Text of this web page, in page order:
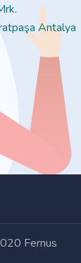
Antalya
Fernus